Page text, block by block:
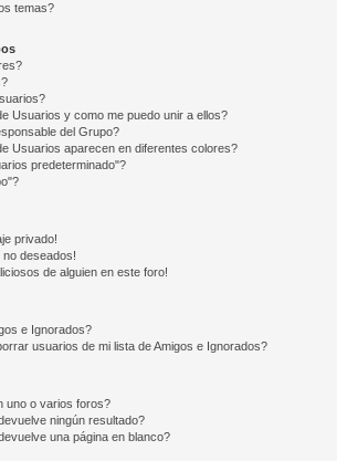
temas?
Usuarios y como me puedo unir a ellos?
del Grupo?
Usuarios aparecen en diferentes colores?
predeterminado"?
privado!
no deseados!
de alguien en este foro!
e Ignorados?
usuarios de mi lista de Amigos e Ignorados?
uno o varios foros?
ningún resultado?
una página en blanco?